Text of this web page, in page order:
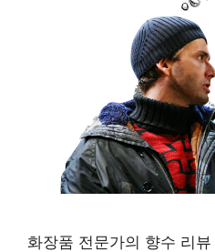
화장품 전문가의 향수 리